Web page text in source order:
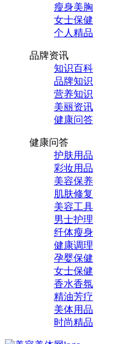
瘦身美胸
女士保健
个人精品
品牌资讯
知识百科
品牌知识
营养知识
美丽资讯
健康问答
健康问答
护肤用品
彩妆用品
美容保养
肌肤修复
美容工具
男士护理
纤体瘦身
健康调理
孕婴保健
女士保健
香水香氛
精油芳疗
美体用品
时尚精品